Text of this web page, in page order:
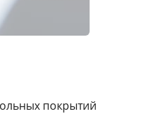
покрытий